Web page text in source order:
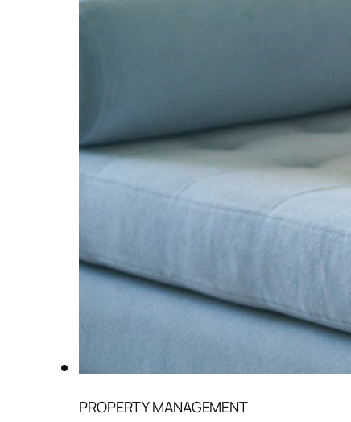
PROPERTY MANAGEMENT